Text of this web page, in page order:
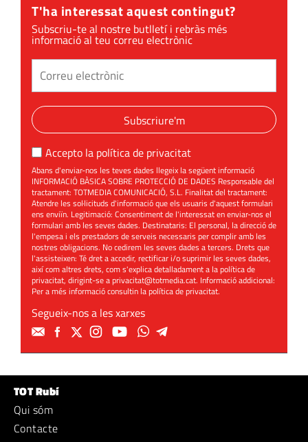
T'ha interessat aquest contingut?
Subscriu-te al nostre butlletí i rebràs més
informació al teu correu electrònic
Subscriure'm
Accepto la política de privacitat
Abans d'enviar-nos les teves dades llegeix la següent informació
INFORMACIÓ BÀSICA SOBRE PROTECCIÓ DE DADES Responsable del
tractament: TOTMEDIA COMUNICACIÓ, S.L. Finalitat del tractament:
Atendre les sol·licituds d'informació que els usuaris d'aquest formulari
ens enviïn. Legitimació: Consentiment de l'interessat en enviar-nos el
formulari amb les seves dades. Destinataris: El personal, la direcció de
l'empesa i els prestadors de serveis necessaris per complir amb les
nostres obligacions. No cedirem les seves dades a tercers. Drets que
l'assisteixen: Té dret a accedir, rectificar i/o suprimir les seves dades,
així com altres drets, com s'explica detalladament a la política de
privacitat, dirigint-se aprivacitat@totmedia.cat. Informació addicional:
Per a més informació consultin lapolítica de privacitat.
Segueix-nos a les xarxes
TOT Rubí
Qui sóm
Contacte